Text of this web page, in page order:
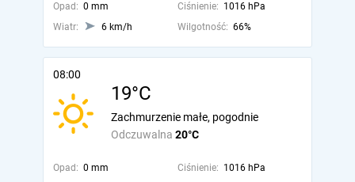
Opad: 0 mm Ciśnienie: 1016 hPa
Wiatr:
6 km/h Wilgotność: 66%
08:00
19°C
Odczuwalna 20°C
Zachmurzenie małe, pogodnie
Opad: 0 mm Ciśnienie: 1016 hPa